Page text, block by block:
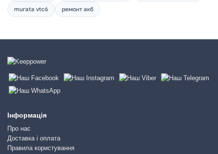
murata vtc6 ремонт акб
Інформація
Про нас
Доставка і оплата
Правила користування